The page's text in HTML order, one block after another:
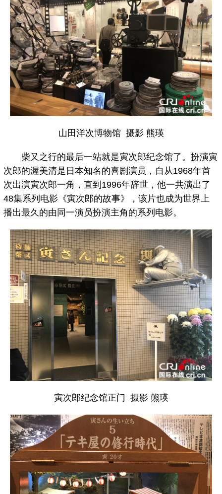
山田洋次博物馆 摄影 熊瑛
柴又之行的最后一站就是寅次郎纪念馆了。扮演寅
次郎的渥美清是日本知名的喜剧演员，自从1968年首
次出演寅次郎一角，直到1996年辞世，他一共演出了
48集系列电影《寅次郎的故事》，该片也成为世界上
播出最久的由同一演员扮演主角的系列电影。
寅次郎纪念馆正门 摄影 熊瑛